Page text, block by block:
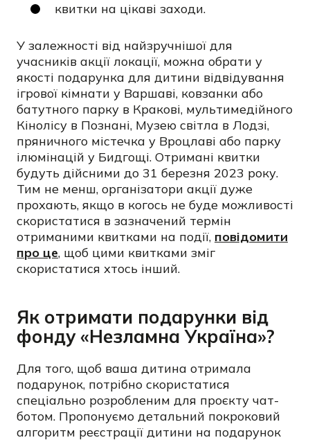
квитки на цікаві заходи.
У залежності від найзручнішої для
учасників акції локації, можна обрати у
якості подарунка для дитини відвідування
ігрової кімнати у Варшаві, ковзанки або
батутного парку в Кракові, мультимедійного
Кінолісу в Познані, Музею світла в Лодзі,
пряничного містечка у Вроцлаві або парку
ілюмінацій у Бидгощі. Отримані квитки
будуть дійсними до 31 березня 2023 року.
Тим не менш, організатори акції дуже
прохають, якщо в когось не буде можливості
скористатися в зазначений термін
отриманими квитками на події, повідомити
про це, щоб цими квитками зміг
скористатися хтось інший.
Як отримати подарунки від
фонду «Незламна Україна»?
Для того, щоб ваша дитина отримала
подарунок, потрібно скористатися
спеціально розробленим для проєкту чат-
ботом. Пропонуємо детальний покроковий
алгоритм реєстрації дитини на подарунок